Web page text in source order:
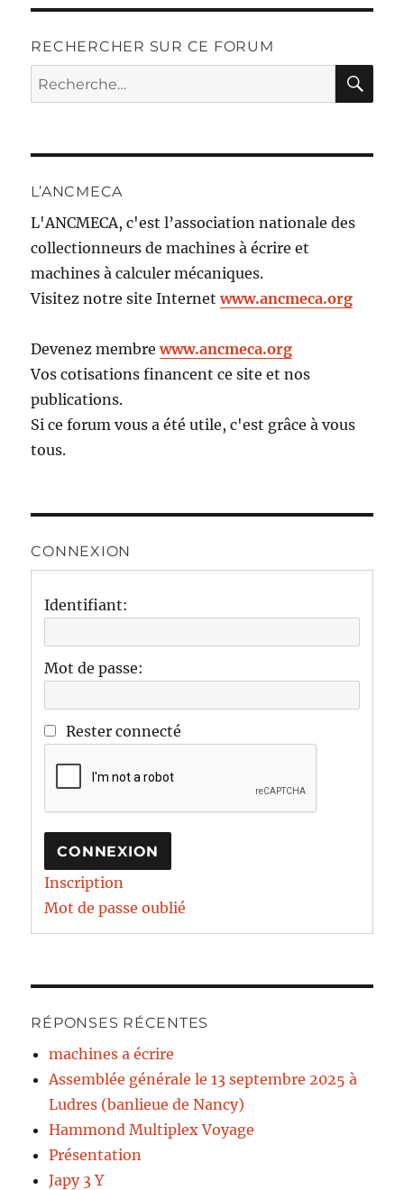
RECHERCHER SUR CE FORUM
Recherche
pour :
L’ANCMECA
L'ANCMECA, c'est l’association nationale des
collectionneurs de machines à écrire et
machines à calculer mécaniques.
Visitez notre site Internetwww.ancmeca.org
Devenez membrewww.ancmeca.org
Vos cotisations financent ce site et nos
publications.
Si ce forum vous a été utile, c'est grâce à vous
tous.
CONNEXION
Identifiant:
Mot de passe:
Rester connecté
CONNEXION
Inscription
Mot de passe oublié
RÉPONSES RÉCENTES
machines a écrire
Assemblée générale le 13 septembre 2025 à
Ludres (banlieue de Nancy)
Hammond Multiplex Voyage
Présentation
Japy 3 Y